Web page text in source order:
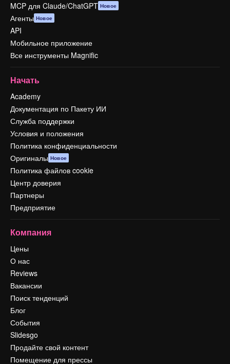
MCP для Claude/ChatGPT Новое
Агенты Новое
API
Мобильное приложение
Все инструменты Magnific
Начать
Academy
Документация по Пакету ИИ
Служба поддержки
Условия и положения
Политика конфиденциальности
Оригиналы Новое
Политика файлов cookie
Центр доверия
Партнеры
Предприятие
Компания
Цены
О нас
Reviews
Вакансии
Поиск тенденций
Блог
События
Slidesgo
Продайте свой контент
Помещение для прессы